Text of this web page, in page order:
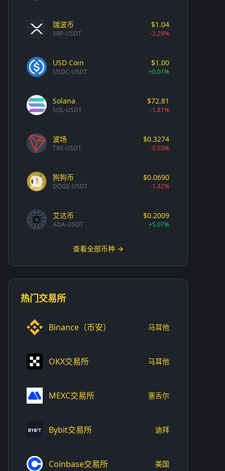
瑞波币
XRP-USDT
$1.04
-2.29%
USD Coin
USDC-USDT
$1.00
+0.01%
Solana
SOL-USDT
$72.81
-1.81%
波场
TRX-USDT
$0.3274
-0.03%
狗狗币
DOGE-USDT
$0.0690
-1.42%
艾达币
ADA-USDT
$0.2009
+5.07%
查看全部币种 →
热门交易所
Binance（币安） 马耳他
OKX交易所 马耳他
MEXC交易所 塞舌尔
Bybit交易所 迪拜
Coinbase交易所 美国